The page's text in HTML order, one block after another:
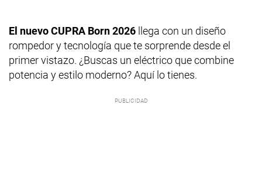
El nuevo CUPRA Born 2026 llega con un diseño
rompedor y tecnología que te sorprende desde el
primer vistazo. ¿Buscas un eléctrico que combine
potencia y estilo moderno? Aquí lo tienes.